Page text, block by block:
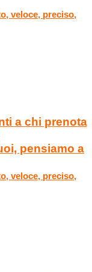
veloce, preciso,
a chi prenota
pensiamo a
veloce, preciso,